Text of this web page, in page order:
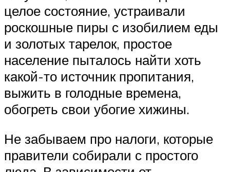
целое состояние, устраивали
роскошные пиры с изобилием еды
и золотых тарелок, простое
население пыталось найти хоть
какой-то источник пропитания,
выжить в голодные времена,
обогреть свои убогие хижины.
Не забываем про налоги, которые
правители собирали с простого